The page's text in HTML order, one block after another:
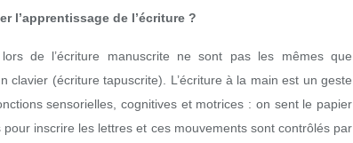
l’apprentissage de l’écriture ?
de l’écriture manuscrite ne sont pas les mêmes que
clavier (écriture tapuscrite). L’écriture à la main est un geste
sensorielles, cognitives et motrices : on sent le papier
inscrire les lettres et ces mouvements sont contrôlés par